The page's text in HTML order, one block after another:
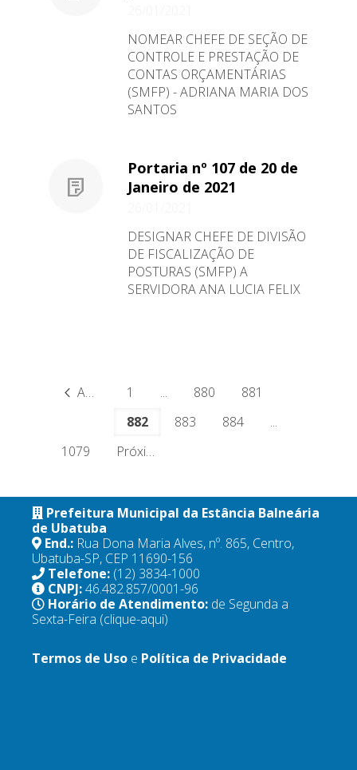
NOMEAR CHEFE DE SEÇÃO DE
CONTROLE E PRESTAÇÃO DE
CONTAS ORÇAMENTÁRIAS
(SMFP) - ADRIANA MARIA DOS
SANTOS
Portaria nº 107 de 20 de
Janeiro de 2021
DESIGNAR CHEFE DE DIVISÃO
DE FISCALIZAÇÃO DE
POSTURAS (SMFP) A
SERVIDORA ANA LUCIA FELIX
Anterior 1 ... 880
881
882
883 884
...
1079
Próximo
Prefeitura Municipal da Estância Balneária
de Ubatuba
End.: Rua Dona Maria Alves, nº. 865, Centro,
Ubatuba-SP, CEP 11690-156
Telefone: (12) 3834-1000
CNPJ:46.482.857/0001-96
Horário de Atendimento: de Segunda a
Sexta-Feira (clique-aqui)
Termos de Uso e Política de Privacidade